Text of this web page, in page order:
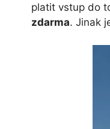
platit vstup do
zdarma. Jinak